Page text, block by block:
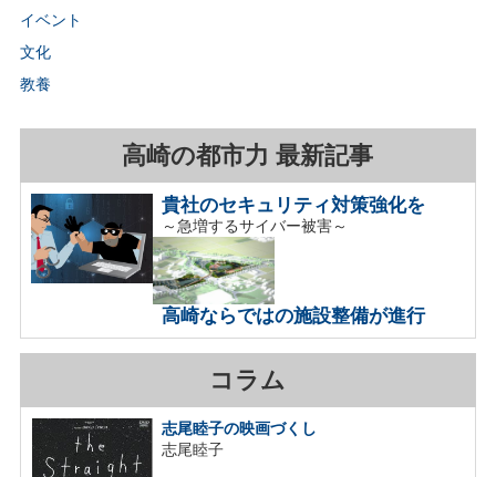
イベント
文化
教養
高崎の都市力 最新記事
貴社のセキュリティ対策強化を
～急増するサイバー被害～
高崎ならではの施設整備が進行
コラム
志尾睦子の映画づくし
志尾睦子